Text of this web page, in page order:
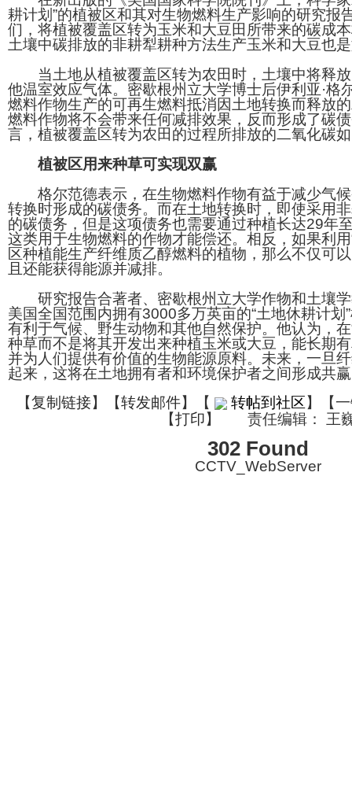
耕计划”的植被区和其对生物燃料生产影响的研究报
们，将植被覆盖区转为玉米和大豆田所带来的碳成
土壤中碳排放的非耕犁耕种方法生产玉米和大豆也
当土地从植被覆盖区转为农田时，土壤中将释放
他温室效应气体。密歇根州立大学博士后伊利亚·格
燃料作物生产的可再生燃料抵消因土地转换而释放
燃料作物将不会带来任何减排效果，反而形成了碳
言，植被覆盖区转为农田的过程所排放的二氧化碳
植被区用来种草可实现双赢
格尔范德表示，在生物燃料作物有益于减少气候
转换时形成的碳债务。而在土地转换时，即使采用
的碳债务，但是这项债务也需要通过种植长达29年
这类用于生物燃料的作物才能偿还。相反，如果利
区种植能生产纤维质乙醇燃料的植物，那么不仅可
且还能获得能源并减排。
研究报告合著者、密歇根州立大学作物和土壤学
美国全国范围内拥有3000多万英亩的“土地休耕计划
有利于气候、野生动物和其他自然保护。他认为，
种草而不是将其开发出来种植玉米或大豆，能长期
并为人们提供有价值的生物能源原料。未来，一旦
起来，这将在土地拥有者和环境保护者之间形成共
【复制链接】【转发邮件】 【 转帖到社区】【
【打印】 责任编辑： 王
302 Found
CCTV_WebServer